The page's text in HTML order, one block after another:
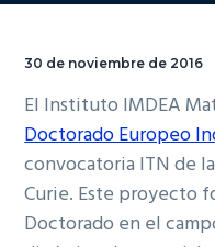
30 de noviembre de 2016
El Instituto IMDEA
Doctorado Europeo
convocatoria ITN de
Curie. Este proyecto
Doctorado en el